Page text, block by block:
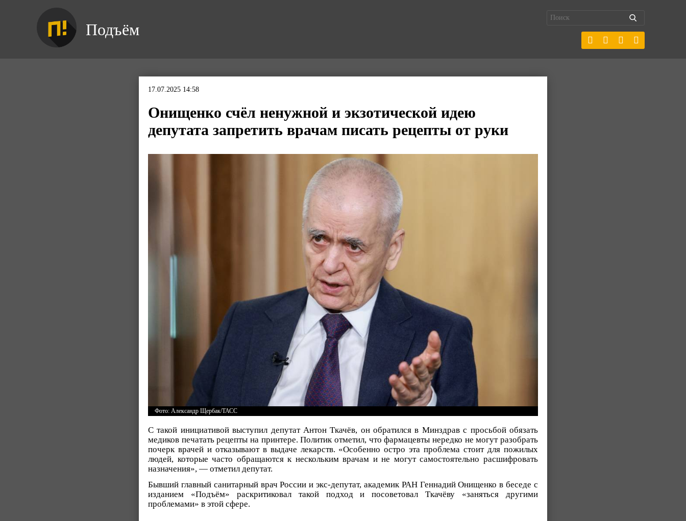
Подъём
17.07.2025 14:58
Онищенко счёл ненужной и экзотической идею
депутата запретить врачам писать рецепты от руки
Фото: Александр Щербак/ТАСС
С такой инициативой выступил депутат Антон Ткачёв, он обратился в Минздрав с просьбой обязать
медиков печатать рецепты на принтере. Политик отметил, что фармацевты нередко не могут разобрать
почерк врачей и отказывают в выдаче лекарств. «Особенно остро эта проблема стоит для пожилых
людей, которые часто обращаются к нескольким врачам и не могут самостоятельно расшифровать
назначения», — отметил депутат.
Бывший главный санитарный врач России и экс-депутат, академик РАН Геннадий Онищенко в беседе с
изданием «Подъём» раскритиковал такой подход и посоветовал Ткачёву «заняться другими
проблемами» в этой сфере.